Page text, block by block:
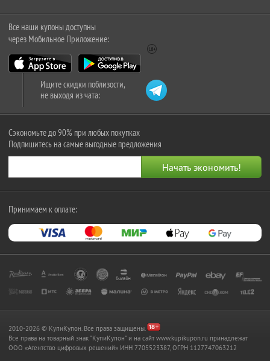
Все наши купоны доступны
через Мобильное Приложение:
Ищите скидки поблизости,
не выходя из чата:
Сэкономьте до 90% при любых покупках
Подпишитесь на самые выгодные предложения
Принимаем к оплате:
2010-2026 © КупиКупон. Все права защищены.
Все права на товарный знак "КупиКупон" и на сайт www.kupikupon.ru принадлежат
OOO «Агентство цифровых решений» ИНН 7705523387, ОГРН 1127747063212